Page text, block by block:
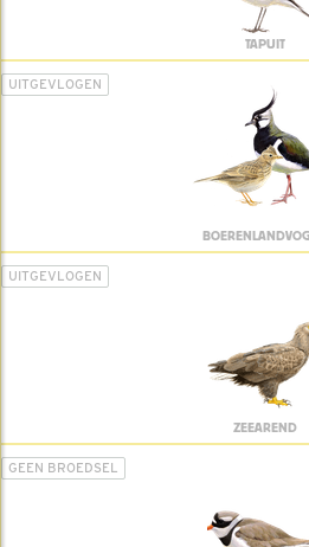
TAPUIT
UITGEVLOGEN
UITGEVLOGEN
ZEEAREND
GEEN BROEDSEL